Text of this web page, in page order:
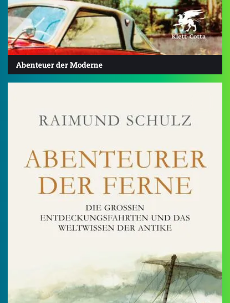
Abenteuer der Moderne